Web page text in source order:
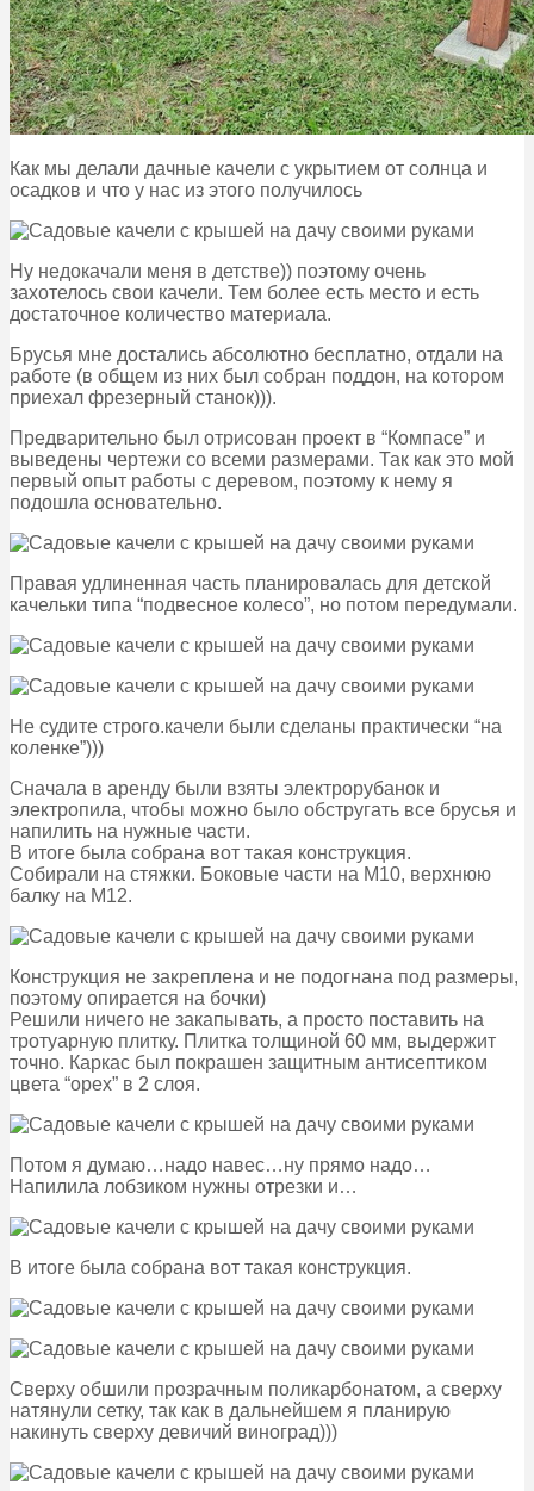
Как мы делали дачные качели с укрытием от солнца и
осадков и что у нас из этого получилось
Ну недокачали меня в детстве)) поэтому очень
захотелось свои качели. Тем более есть место и есть
достаточное количество материала.
Брусья мне достались абсолютно бесплатно, отдали на
работе (в общем из них был собран поддон, на котором
приехал фрезерный станок))).
Предварительно был отрисован проект в “Компасе” и
выведены чертежи со всеми размерами. Так как это мой
первый опыт работы с деревом, поэтому к нему я
подошла основательно.
Правая удлиненная часть планировалась для детской
качельки типа “подвесное колесо”, но потом передумали.
Не судите строго.качели были сделаны практически “на
коленке”)))
Сначала в аренду были взяты электрорубанок и
электропила, чтобы можно было обстругать все брусья и
напилить на нужные части.
В итоге была собрана вот такая конструкция.
Собирали на стяжки. Боковые части на М10, верхнюю
балку на М12.
Конструкция не закреплена и не подогнана под размеры,
поэтому опирается на бочки)
Решили ничего не закапывать, а просто поставить на
тротуарную плитку. Плитка толщиной 60 мм, выдержит
точно. Каркас был покрашен защитным антисептиком
цвета “орех” в 2 слоя.
Потом я думаю…надо навес…ну прямо надо…
Напилила лобзиком нужны отрезки и…
В итоге была собрана вот такая конструкция.
Сверху обшили прозрачным поликарбонатом, а сверху
натянули сетку, так как в дальнейшем я планирую
накинуть сверху девичий виноград)))